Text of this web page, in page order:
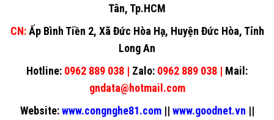
Tân, Tp.HCM
CN: Ấp Bình Tiền 2, Xã Đức Hòa Hạ, Huyện Đức Hòa, Tỉnh
Long An
Hotline: 0962 889 038 | Zalo: 0962 889 038 | Mail:
gndata@hotmail.com
Website:www.congnghe81.com || www.goodnet.vn ||